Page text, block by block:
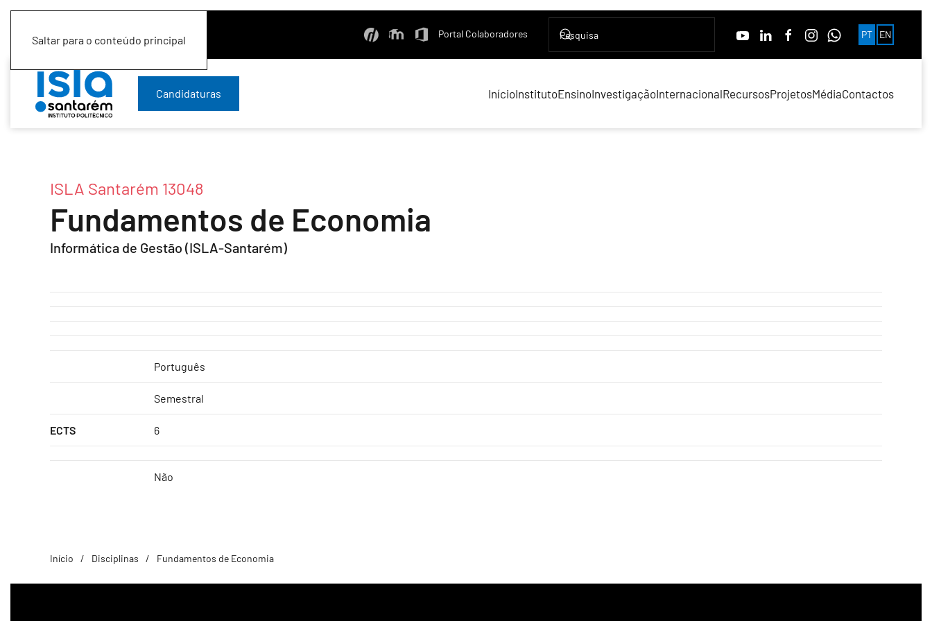
Saltar para o conteúdo principal Portal Colaboradores PT EN
Candidaturas InícioInstitutoEnsinoInvestigaçãoInternacionalRecursosProjetosMédiaContactos
ISLA Santarém 13048
Fundamentos de Economia
Informática de Gestão (ISLA-Santarém)
Português
Semestral
ECTS 6
Não
Início Disciplinas Fundamentos de Economia